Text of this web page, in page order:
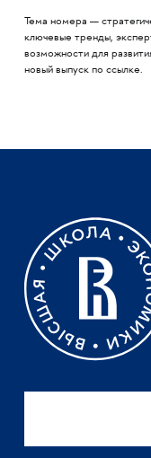
Тема номера —
ключевые тренды,
возможности для
новый выпуск по ссылке.